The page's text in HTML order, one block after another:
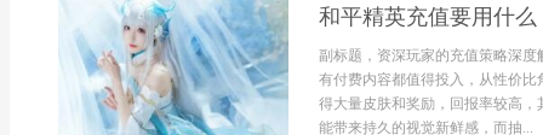
和平精英充值要用什
副标题，资深玩家的充值策略深
有付费内容都值得投入，从性价
得大量皮肤和奖励，回报率较高
能带来持久的视觉新鲜感，而抽...